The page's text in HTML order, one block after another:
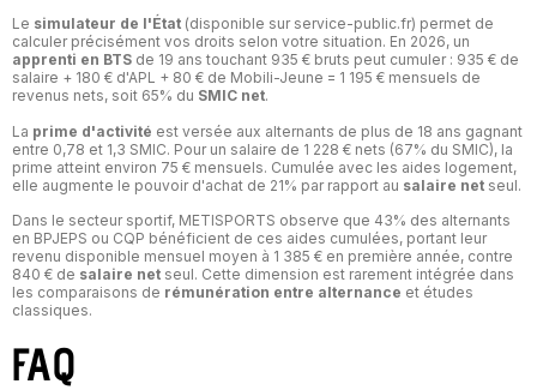
Le simulateur de l'État (disponible sur service-public.fr) permet de
calculer précisément vos droits selon votre situation. En 2026, un
apprenti en BTS de 19 ans touchant 935 € bruts peut cumuler : 935 € de
salaire + 180 € d'APL + 80 € de Mobili-Jeune = 1 195 € mensuels de
revenus nets, soit 65% du SMIC net.
La prime d'activité est versée aux alternants de plus de 18 ans gagnant
entre 0,78 et 1,3 SMIC. Pour un salaire de 1 228 € nets (67% du SMIC), la
prime atteint environ 75 € mensuels. Cumulée avec les aides logement,
elle augmente le pouvoir d'achat de 21% par rapport au salaire net seul.
Dans le secteur sportif, METISPORTS observe que 43% des alternants
en BPJEPS ou CQP bénéficient de ces aides cumulées, portant leur
revenu disponible mensuel moyen à 1 385 € en première année, contre
840 € de salaire net seul. Cette dimension est rarement intégrée dans
les comparaisons de rémunération entre alternance et études
classiques.
FAQ